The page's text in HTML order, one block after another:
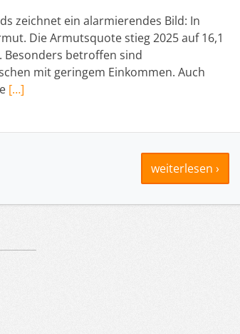
zeichnet ein alarmierendes Bild: In
Die Armutsquote stieg 2025 auf 16,1
Besonders betroffen sind
mit geringem Einkommen. Auch
[…]
weiterlesen ›